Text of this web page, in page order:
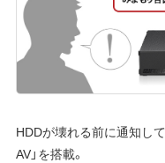
HDDが壊れる前に通知し
AV」を搭載。